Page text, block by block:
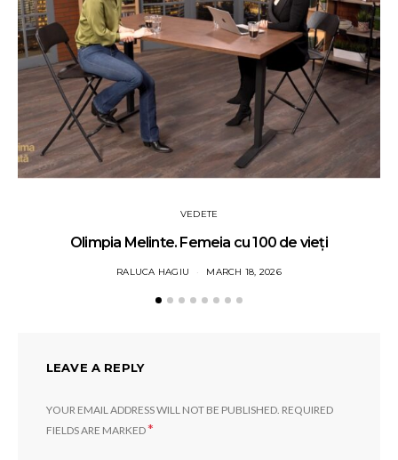
VEDETE
Olimpia Melinte. Femeia cu 100 de vieți
RALUCA HAGIU MARCH 18, 2026
LEAVE A REPLY
YOUR EMAIL ADDRESS WILL NOT BE PUBLISHED. REQUIRED
FIELDS ARE MARKED*